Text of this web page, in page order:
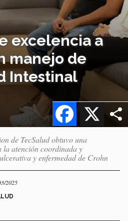
excelencia a
manejo de
Intestinal
X
Facebook
de TecSalud obtuvo una
la atención coordinada y
y enfermedad de Crohn
2025